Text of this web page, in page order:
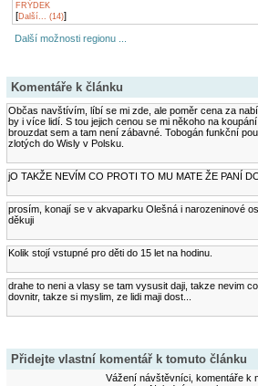
FRÝDEK
[Další... (14)]
Další možnosti regionu ...
Komentáře k článku
Občas navštívím, líbí se mi zde, ale poměr cena za
by i více lidí. S tou jejich cenou se mi někoho na
brouzdat sem a tam není zábavné. Tobogán funkční
zlotých do Wisly v Polsku.
jO TAKŽE NEVÍM CO PROTI TO MU MATE ŽE PANÍ
prosím, konají se v akvaparku Olešná i narozeninové
děkuji
Kolik stojí vstupné pro děti do 15 let na hodinu.
drahe to neni a vlasy se tam vysusit daji, takze nevim
dovnitr, takze si myslim, ze lidi maji dost...
Přidejte vlastní komentář k tomuto článku
Vážení návštěvníci, komentáře k